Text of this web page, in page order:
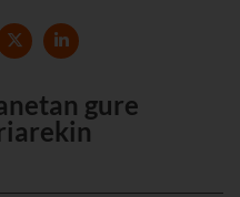
gure